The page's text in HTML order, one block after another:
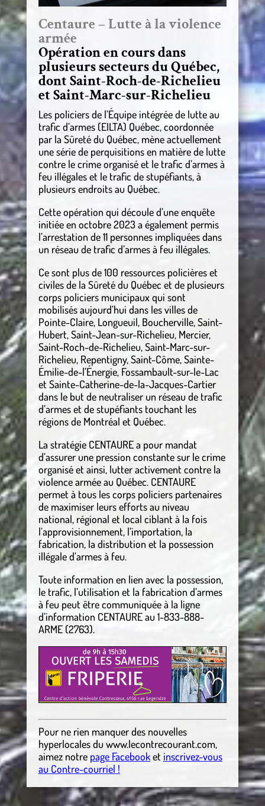
Centaure – Lutte à la violence
armée
Opération en cours dans
plusieurs secteurs du Québec,
dont Saint-Roch-de-Richelieu
et Saint-Marc-sur-Richelieu
Les policiers de l’Équipe intégrée de lutte au
trafic d’armes (EILTA) Québec, coordonnée
par la Sûreté du Québec, mène actuellement
une série de perquisitions en matière de lutte
contre le crime organisé et le trafic d’armes à
feu illégales et le trafic de stupéfiants, à
plusieurs endroits au Québec.
Cette opération qui découle d’une enquête
initiée en octobre 2023 a également permis
l’arrestation de 11 personnes impliquées dans
un réseau de trafic d’armes à feu illégales.
Ce sont plus de 100 ressources policières et
civiles de la Sûreté du Québec et de plusieurs
corps policiers municipaux qui sont
mobilisés aujourd’hui dans les villes de
Pointe-Claire, Longueuil, Boucherville, Saint-
Hubert, Saint-Jean-sur-Richelieu, Mercier,
Saint-Roch-de-Richelieu, Saint-Marc-sur-
Richelieu, Repentigny, Saint-Côme, Sainte-
Émilie-de-l’Énergie, Fossambault-sur-le-Lac
et Sainte-Catherine-de-la-Jacques-Cartier
dans le but de neutraliser un réseau de trafic
d’armes et de stupéfiants touchant les
régions de Montréal et Québec.
La stratégie CENTAURE a pour mandat
d’assurer une pression constante sur le crime
organisé et ainsi, lutter activement contre la
violence armée au Québec. CENTAURE
permet à tous les corps policiers partenaires
de maximiser leurs efforts au niveau
national, régional et local ciblant à la fois
l’approvisionnement, l’importation, la
fabrication, la distribution et la possession
illégale d’armes à feu.
Toute information en lien avec la possession,
le trafic, l’utilisation et la fabrication d’armes
à feu peut être communiquée à la ligne
d’information CENTAURE au 1-833-888-
ARME (2763).
Pour ne rien manquer des nouvelles
hyperlocalesduwww.lecontrecourant.com,
aimez notre page Facebooket inscrivez-vous
au Contre-courriel !